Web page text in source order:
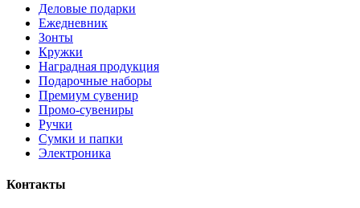
Деловые подарки
Ежедневник
Зонты
Кружки
Наградная продукция
Подарочные наборы
Премиум сувенир
Промо-сувениры
Ручки
Сумки и папки
Электроника
Контакты